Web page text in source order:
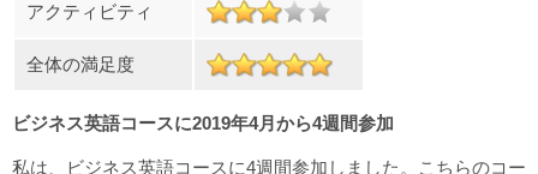
アクティビティ
全体の満足度
ビジネス英語コースに2019年4月から4週間参加
私は、ビジネス英語コースに4週間参加しました。こちらのコー